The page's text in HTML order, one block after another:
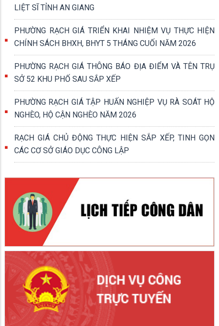
LIỆT SĨ TỈNH AN GIANG
PHƯỜNG RẠCH GIÁ TRIỂN KHAI NHIỆM VỤ THỰC HIỆN
CHÍNH SÁCH BHXH, BHYT 5 THÁNG CUỐI NĂM 2026
PHƯỜNG RẠCH GIÁ THÔNG BÁO ĐỊA ĐIỂM VÀ TÊN TRỤ
SỞ 52 KHU PHỐ SAU SẮP XẾP
PHƯỜNG RẠCH GIÁ TẬP HUẤN NGHIỆP VỤ RÀ SOÁT HỘ
NGHÈO, HỘ CẬN NGHÈO NĂM 2026
RẠCH GIÁ CHỦ ĐỘNG THỰC HIỆN SẮP XẾP, TINH GỌN
CÁC CƠ SỞ GIÁO DỤC CÔNG LẬP